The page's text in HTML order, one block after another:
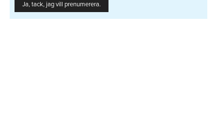
Ja, tack, jag vill prenumerera.